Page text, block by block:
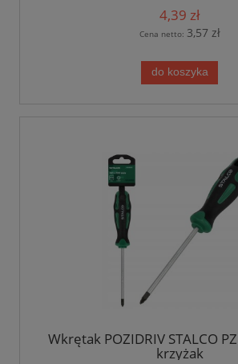
4,39 zł
Cena netto: 3,57 zł
do koszyka
Wkrętak POZIDRIV STALCO
krzyżak